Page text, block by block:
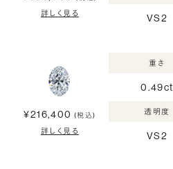
詳しく見る VS2
¥216,400 (税込)
詳しく見る
重さ
0.49ct
透明度
VS2